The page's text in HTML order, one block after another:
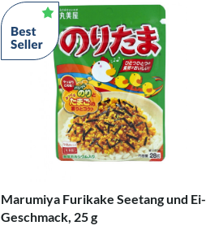
Marumiya Furikake Seetang und Ei-
Geschmack, 25 g